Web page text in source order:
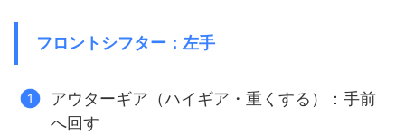
フロントシフター：左手
アウターギア（ハイギア・重くする）：手前
へ回す